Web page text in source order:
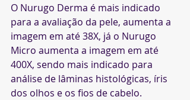
O Nurugo Derma é mais indicado
para a avaliação da pele, aumenta a
imagem em até 38X, já o Nurugo
Micro aumenta a imagem em até
400X, sendo mais indicado para
análise de lâminas histológicas, íris
dos olhos e os fios de cabelo.